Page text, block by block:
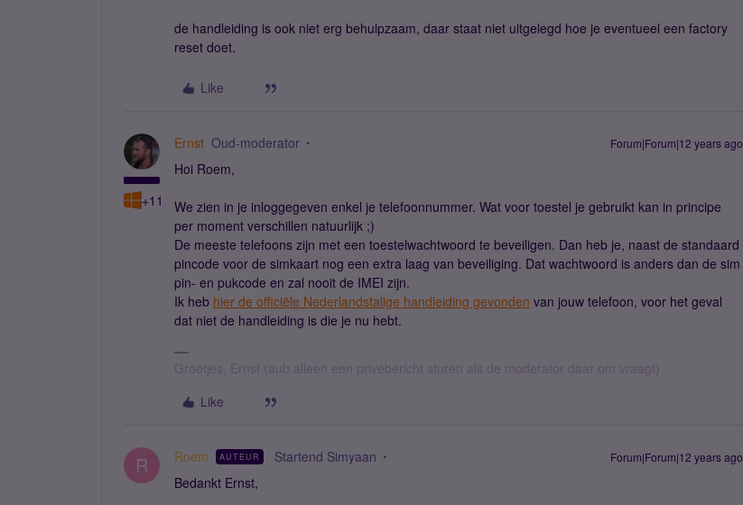
de handleiding is ook niet erg behulpzaam, daar staat niet uitgelegd hoe je eventueel een factory
reset doet.
Like
+11
Ernst Oud-moderator Forum|Forum|12 years ago
Hoi Roem,
We zien in je inloggegeven enkel je telefoonnummer. Wat voor toestel je gebruikt kan in principe
per moment verschillen natuurlijk ;)
De meeste telefoons zijn met een toestelwachtwoord te beveiligen. Dan heb je, naast de standaard
pincode voor de simkaart nog een extra laag van beveiliging. Dat wachtwoord is anders dan de sim
pin- en pukcode en zal nooit de IMEI zijn.
Ik heb hier de officiële Nederlandstalige handleiding gevonden van jouw telefoon, voor het geval
dat niet de handleiding is die je nu hebt.
Groetjes, Ernst (aub alleen een privébericht sturen als de moderator daar om vraagt)
Like
R Roem AUTEUR Startend Simyaan Forum|Forum|12 years ago
Bedankt Ernst,